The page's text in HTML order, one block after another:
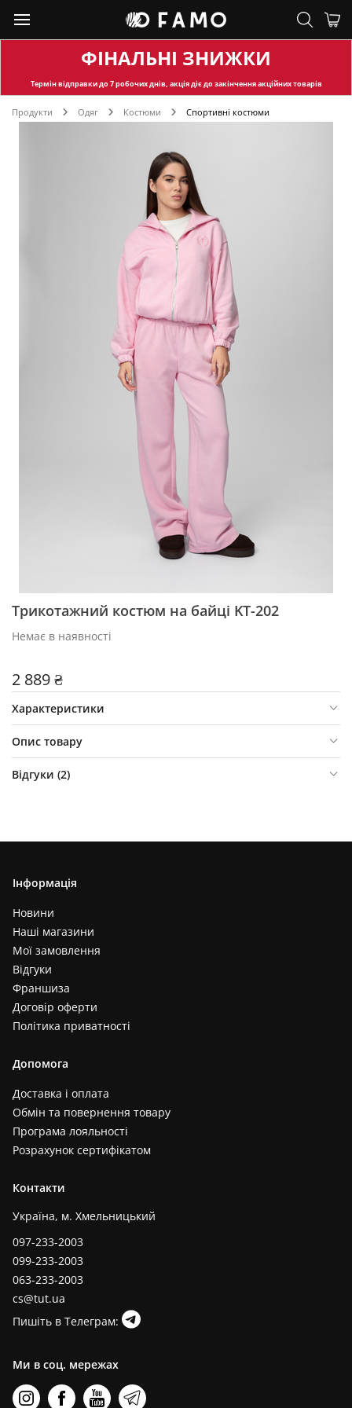
ФІНАЛЬНІ ЗНИЖКИ
Термін відправкидо 7 робочих днів, акція діє до закінчення акційних товарів
Продукти Одяг Костюми Спортивні костюми
Трикотажний костюм на байці KT-202
Немає в наявності
2 889 ₴
Характеристики
Опис товару
Відгуки (2)
Інформація
Новини
Наші магазини
Мої замовлення
Відгуки
Франшиза
Договір оферти
Політика приватності
Допомога
Доставка і оплата
Обмін та повернення товару
Програма лояльності
Розрахунок сертифікатом
Контакти
Україна, м. Хмельницький
097-233-2003
099-233-2003
063-233-2003
cs@tut.ua
Пишіть в Телеграм:
Ми в соц. мережах